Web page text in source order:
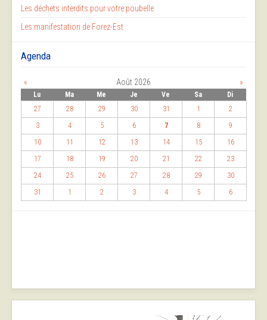
Les déchets interdits pour votre poubelle
Les manifestation de Forez-Est
Agenda
« Août 2026 »
Lu Ma Me Je Ve Sa
Di
27
28 29 30 31 1
2
3
4 5 6 7 8
9
10
11 12 13 14 15
16
17
18 19 20 21 22
23
24
25 26 27 28 29
30
31
1 2 3 4 5 6